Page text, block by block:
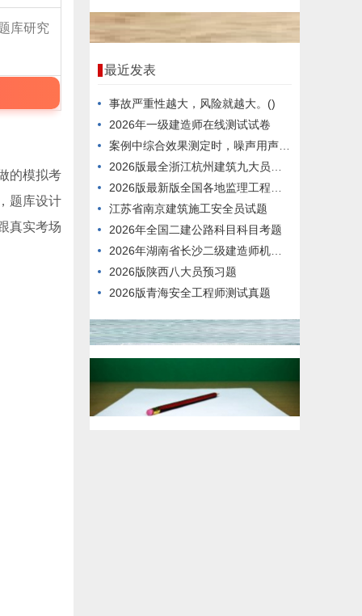
库研究
的模拟考
题库设计
真实考场
最近发表
事故严重性越大，风险就越大。()
2026年一级建造师在线测试试卷
案例中综合效果测定时，噪声用声级计测定选点在房间中心离地面高度1.6m处。
2026版最全浙江杭州建筑九大员题目
2026版最新版全国各地监理工程师历年题库
江苏省南京建筑施工安全员试题
2026年全国二建公路科目科目考题
2026年湖南省长沙二级建造师机电科目在线考试预习题
2026版陕西八大员预习题
2026版青海安全工程师测试真题